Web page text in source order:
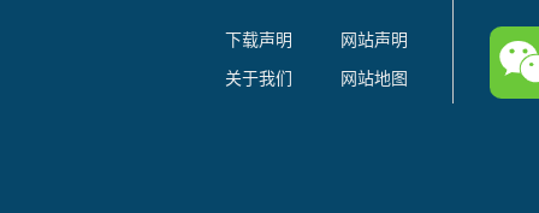
下载声明
网站声明
关于我们
网站地图